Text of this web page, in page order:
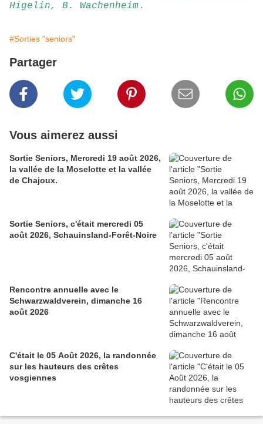
Higelin, B. Wachenheim.
#Sorties "seniors"
Partager
Vous aimerez aussi
Sortie Seniors, Mercredi 19 août 2026,
la vallée de la Moselotte et la vallée
de Chajoux.
Sortie Seniors, c'était mercredi 05
août 2026, Schauinsland-Forêt-Noire
Rencontre annuelle avec le
Schwarzwaldverein, dimanche 16
août 2026
C'était le 05 Août 2026, la randonnée
sur les hauteurs des crêtes
vosgiennes